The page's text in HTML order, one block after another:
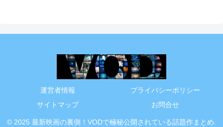
運営者情報
プライバシーポリシー
サイトマップ
お問合せ
© 2025 最新映画の裏側！VODで極秘公開されている話題作まとめ.